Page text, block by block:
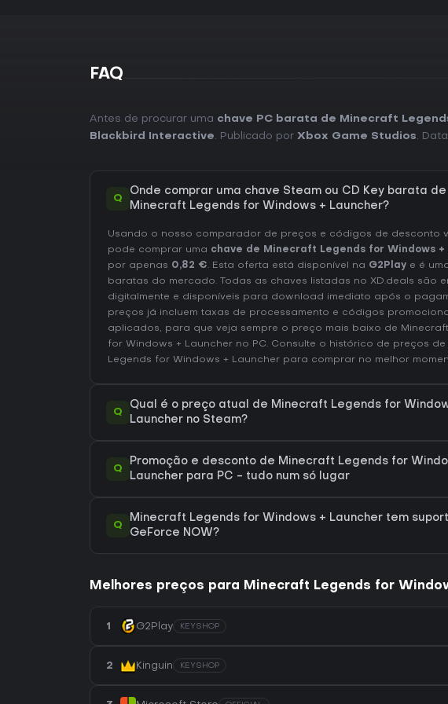
FAQ
Antes de procurar uma chave PC barata de Minecraft
‪Blackbird Interactive. Publicado por Xbox Game Studios.
Q
Onde comprar uma chave Steam ou CD Key barata de
Minecraft Legends for Windows + Launcher?
Usando o nosso comparador de preços e códigos de desconto
pode comprar uma chave de Minecraft Legends for Windows +
por apenas 0,82 €. Esta oferta está disponível na G2Play e é
baratas do mercado. Todas as chaves listadas no XD.deals são
digitalmente e disponíveis para download imediato após o
preços já incluem taxas de processamento e códigos
aplicados, para que veja sempre o preço mais baixo de
for Windows + Launcher no PC. Consulte o histórico de preços de
Legends for Windows + Launcher para comprar no melhor
Q
Qual é o preço atual de Minecraft Legends for
Launcher no Steam?
Q
Promoção e desconto de Minecraft Legends for
Launcher para PC - tudo num só lugar
Q
Minecraft Legends for Windows + Launcher tem
GeForce NOW?
Melhores preços para Minecraft Legends for
1 G2Play KEYSHOP
2 Kinguin KEYSHOP